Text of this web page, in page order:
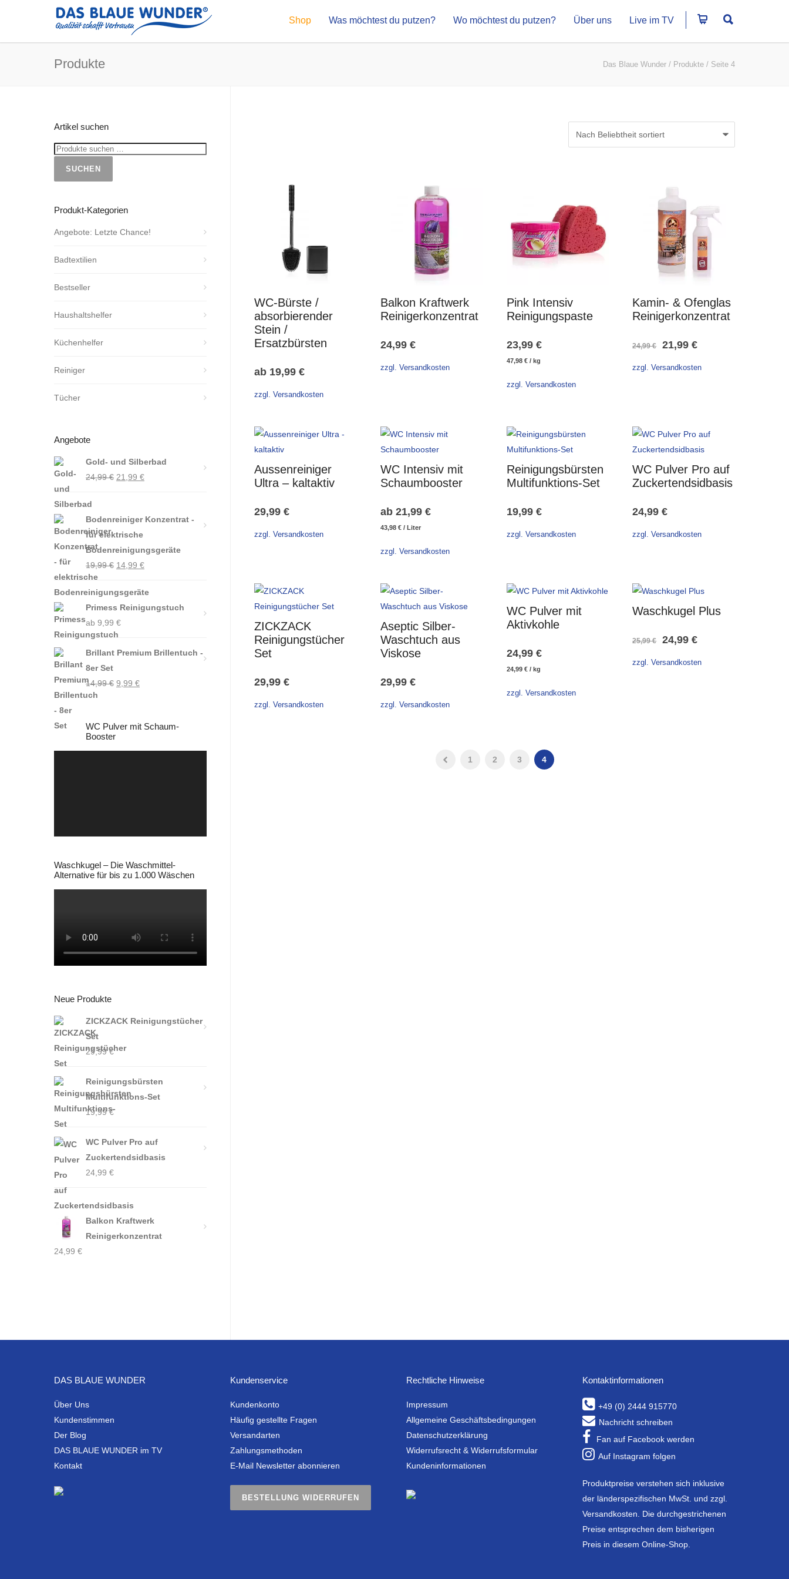
Shop Was möchtest du putzen? Wo möchtest du putzen? Über uns Live im TV
Produkte Das Blaue Wunder / Produkte / Seite 4
WC-Bürste /
absorbierender
Stein /
Ersatzbürsten
ab 19,99 €
zzgl. Versandkosten
Balkon Kraftwerk
Reinigerkonzentrat
24,99 €
zzgl. Versandkosten
Pink Intensiv
Reinigungspaste
23,99 €
47,98 €/ kg
zzgl. Versandkosten
Kamin- & Ofenglas
Reinigerkonzentrat
24,99€
Ursprünglicher
Preis
21,99€Aktueller
Preis
zzgl. Versandkosten
Aussenreiniger
Ultra – kaltaktiv
29,99 €
zzgl. Versandkosten
WC Intensiv mit
Schaumbooster
ab 21,99 €
43,98 €/ Liter
zzgl. Versandkosten
Reinigungsbürsten
Multifunktions-Set
19,99 €
zzgl. Versandkosten
WC Pulver Pro auf
Zuckertendsidbasis
24,99€
zzgl. Versandkosten
ZICKZACK
Reinigungstücher
Set
29,99 €
zzgl. Versandkosten
Aseptic Silber-
Waschtuch aus
Viskose
29,99 €
zzgl. Versandkosten
WC Pulver mit
Aktivkohle
24,99 €
24,99 €/ kg
zzgl. Versandkosten
Waschkugel Plus
25,99€
Ursprünglicher
Preis
24,99€Aktueller
Preis
zzgl. Versandkosten
1 2 3 4
Artikel suchen
SUCHEN
Produkt-Kategorien
Angebote: Letzte Chance!
Badtextilien
Bestseller
Haushaltshelfer
Küchenhelfer
Reiniger
Tücher
Angebote
Gold- und Silberbad
24,99€ Ursprünglicher
24,99 €
21,99 €Aktueller
21,99 €.
Bodenreiniger Konzentrat -
für elektrische
Bodenreinigungsgeräte
19,99€ Ursprünglicher
war:
19,99 €
14,99 €Aktueller
ist:
14,99 €.
Primess Reinigungstuch
ab 9,99 €
Brillant Premium Brillentuch -
8er Set
14,99€ Ursprünglicher
14,99 €
9,99 €Aktueller
9,99 €.
WC Pulver mit Schaum-
Booster
Waschkugel – Die Waschmittel-
Alternative für bis zu 1.000 Wäschen
Neue Produkte
ZICKZACK Reinigungstücher
Set
29,99€
Reinigungsbürsten
Multifunktions-Set
19,99€
WC Pulver Pro auf
Zuckertendsidbasis
24,99 €
Balkon Kraftwerk
Reinigerkonzentrat
24,99 €
DAS BLAUE WUNDER
Über Uns
Kundenstimmen
Der Blog
DAS BLAUE WUNDER im TV
Kontakt
Kundenservice
Kundenkonto
Häufig gestellte Fragen
Versandarten
Zahlungsmethoden
E-Mail Newsletter abonnieren
BESTELLUNG WIDERRUFEN
Rechtliche Hinweise
Impressum
Allgemeine Geschäftsbedingungen
Datenschutzerklärung
Widerrufsrecht & Widerrufsformular
Kundeninformationen
Kontaktinformationen
+49 (0) 2444 915770
Nachricht schreiben
Fan auf Facebook werden
Auf Instagram folgen
Produktpreise verstehen sich inklusive
der länderspezifischen MwSt. und zzgl.
Versandkosten. Die durchgestrichenen
Preise entsprechen dem bisherigen
Preis in diesem Online-Shop.